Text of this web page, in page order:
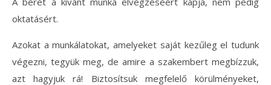
oktatásért.
Azokat a munkálatokat, amelyeket saját kezűleg el tudunk
végezni, tegyük meg, de amire a szakembert megbízzuk,
azt hagyjuk rá! Biztosítsuk megfelelő körülményeket,